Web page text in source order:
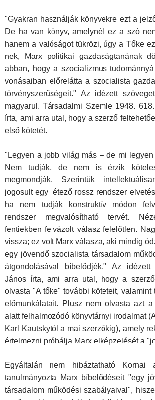
"Gyakran használják könyvekre ezt a
De ha van könyv, amelynél ez a szó
hanem a valóságot tükrözi, úgy a Tőke
nek, Marx politikai gazdaságtanának
abban, hogy a szocializmus
vonásaiban előrelátta a szocialista
törvényszerűségeit." Az idézett
magyarul. Társadalmi Szemle 1948.
írta, ami arra utal, hogy a szerző
első kötetét.
"Legyen a jobb világ más – de mi
Nem tudják, de nem is érzik
megmondják. Szerintük
jogosult egy létező rossz rendszer
ha nem tudják konstruktív módon
rendszer megvalósítható tervét.
fentiekben felvázolt válasz felelőtlen.
vissza; ez volt Marx válasza, aki mindig
egy jövendő szocialista társadalom
átgondolásával bíbelődjék." Az idézett
János írta, ami arra utal, hogy a
olvasta "A tőke" további köteteit, valamint
előmunkálatait. Plusz nem olvasta azt a
alatt felhalmozódó könyvtárnyi irodalmat
Karl Kautskytól a mai szerzőkig), amely
értelmezni próbálja Marx elképzelését a
Egyáltalán nem hibáztatható Kornai
tanulmányozta Marx bíbelődéseit "egy
társadalom működési szabályaival",